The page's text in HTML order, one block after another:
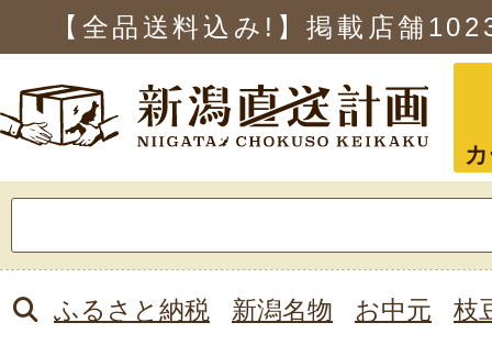
【全品送料込み!】掲載店舗
索:
ふるさと納税 新潟名物 お中元 枝